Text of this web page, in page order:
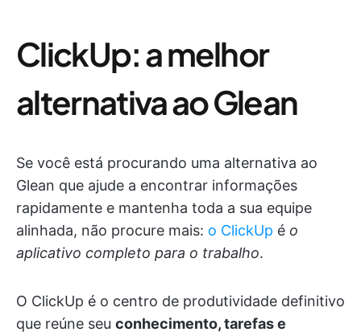
ClickUp: a melhor
alternativa ao Glean
Se você está procurando uma alternativa ao
Glean que ajude a encontrar informações
rapidamente e mantenha toda a sua equipe
alinhada, não procure mais: o ClickUp é o
aplicativo completo para o trabalho.
O ClickUp é o centro de produtividade definitivo
que reúne seu conhecimento, tarefas e